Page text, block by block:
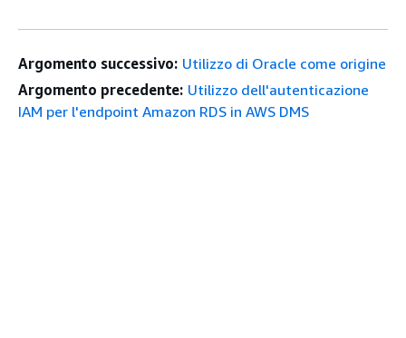
Argomento successivo: Utilizzo di Oracle come origine
Argomento precedente: Utilizzo dell'autenticazione
IAM per l'endpoint Amazon RDS in AWS DMS